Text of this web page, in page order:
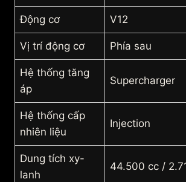
Động cơ V12
Vị trí động cơ Phía sau
Hệ thống tăng
áp
Supercharger
Hệ thống cấp
nhiên liệu
Injection
Dung tích xy-
lanh
44.500 cc /